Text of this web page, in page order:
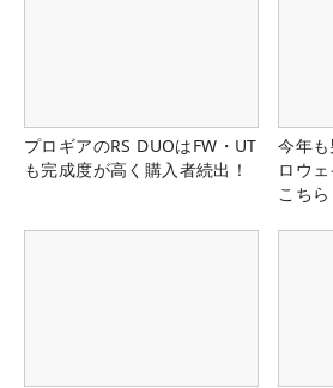
プロギアのRS DUOはFW・UT
も完成度が高く購入者続出！
今年
ロウ
こちら